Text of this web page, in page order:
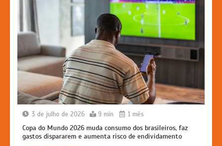
3 de julho de 2026 9 min 1 mês
Copa do Mundo 2026 muda consumo dos brasileiros, faz
gastos dispararem e aumenta risco de endividamento